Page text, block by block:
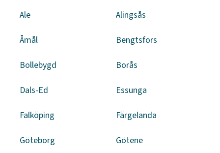
Ale Alingsås
Åmål Bengtsfors
Bollebygd Borås
Dals-Ed Essunga
Falköping Färgelanda
Göteborg Götene